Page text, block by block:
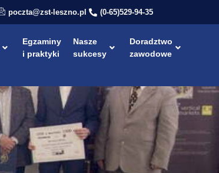
poczta@zst-leszno.pl (0-65)529-94-35
Egzaminy
i praktyki
Nasze
sukcesy
Doradztwo
zawodowe